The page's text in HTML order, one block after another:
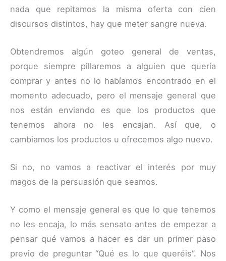
nada que repitamos la misma oferta con cien
discursos distintos, hay que meter sangre nueva.
Obtendremos algún goteo general de ventas,
porque siempre pillaremos a alguien que quería
comprar y antes no lo habíamos encontrado en el
momento adecuado, pero el mensaje general que
nos están enviando es que los productos que
tenemos ahora no les encajan. Así que, o
cambiamos los productos u ofrecemos algo nuevo.
Si no, no vamos a reactivar el interés por muy
magos de la persuasión que seamos.
Y como el mensaje general es que lo que tenemos
no les encaja, lo más sensato antes de empezar a
pensar qué vamos a hacer es dar un primer paso
previo de preguntar “Qué es lo que queréis”. Nos